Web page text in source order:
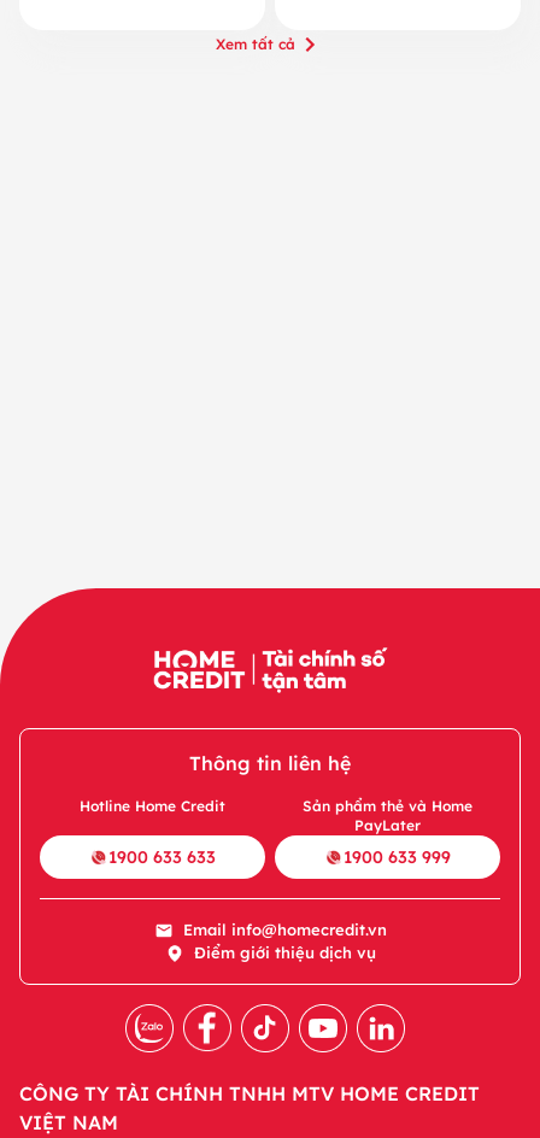
Xem tất cả
Thông tin liên hệ
Hotline Home Credit
1900 633 633
Sản phẩm thẻ và Home
PayLater
1900 633 999
Email info@homecredit.vn
Điểm giới thiệu dịch vụ
CÔNG TY TÀI CHÍNH TNHH MTV HOME CREDIT
VIỆT NAM